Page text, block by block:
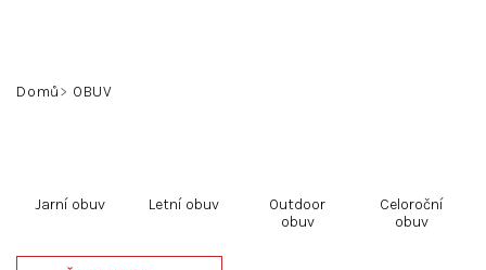
Domů OBUV
Jarní obuv Letní obuv
Outdoor
obuv
Celoroční
obuv